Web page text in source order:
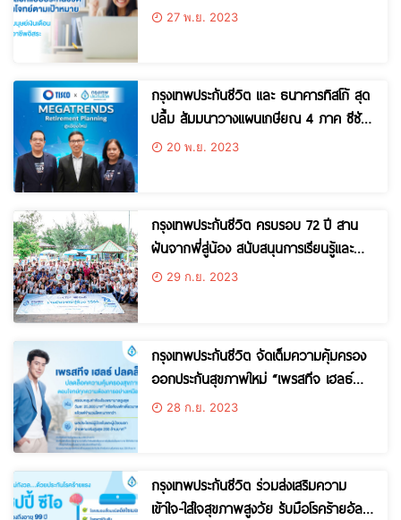
ชีวิตตอบโจทย์ตามเป้าหมาย
27 พ.ย. 2023
กรุงเทพประกันชีวิต และ ธนาคารทิสโก้ สุด
ปลื้ม สัมมนาวางแผนเกษียณ 4 ภาค ซีซัน
แรกเสียงตอบรับเยี่ยม – เดินหน้าจัดต่อปี
20 พ.ย. 2023
กรุงเทพประกันชีวิต ครบรอบ 72 ปี สาน
ฝันจากพี่สู่น้อง สนับสนุนการเรียนรู้และ
พัฒนาคุณภาพชีวิตที่ดีแก่เยาวชนไทย
29 ก.ย. 2023
กรุงเทพประกันชีวิต จัดเต็มความคุ้มครอง
ออกประกันสุขภาพใหม่ “เพรสทีจ เฮลธ์
ปลดล็อค” ครอบคลุมเหนือระดับ วงเงิน
28 ก.ย. 2023
กรุงเทพประกันชีวิต ร่วมส่งเสริมความ
เข้าใจ-ใส่ใจสุขภาพสูงวัย รับมือโรคร้ายอัลไซ